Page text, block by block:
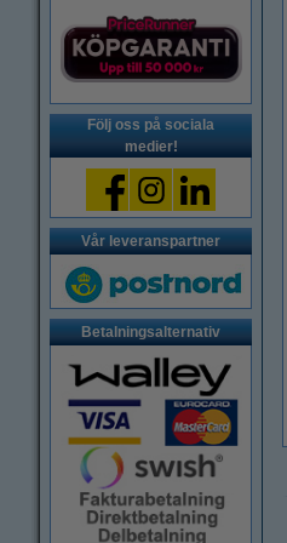
Följ oss på sociala
medier!
Vår leveranspartner
Betalningsalternativ